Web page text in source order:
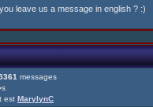
leave us a message in english ? :)
messages
est MarylynC